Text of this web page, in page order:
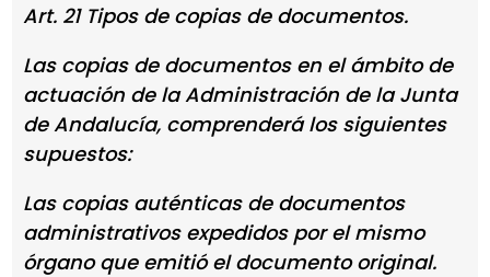
Art. 21 Tipos de copias de documentos.
Las copias de documentos en el ámbito de
actuación de la Administración de la Junta
de Andalucía, comprenderá los siguientes
supuestos:
Las copias auténticas de documentos
administrativos expedidos por el mismo
órgano que emitió el documento original.